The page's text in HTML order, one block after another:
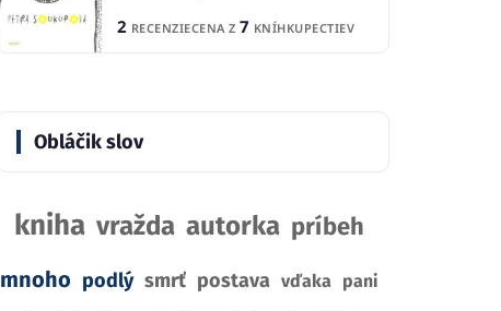
2 RECENZIECENA Z 7 KNÍHKUPECTIEV
Obláčik slov
kniha vražda autorka príbeh
mnoho podlý smrť postava vďaka
pani